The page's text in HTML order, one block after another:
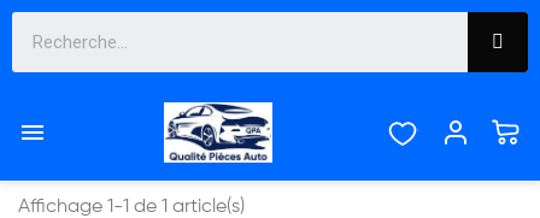

BRAVA

Affichage 1-1 de 1 article(s)